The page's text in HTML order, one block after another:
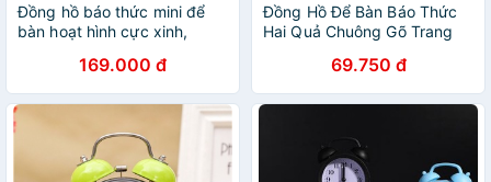
Đồng hồ báo thức mini để
bàn hoạt hình cực xinh,
báo thức cực to
169.000 đ
Đồng Hồ Để Bàn Báo Thức
Hai Quả Chuông Gõ Trang
69.750 đ